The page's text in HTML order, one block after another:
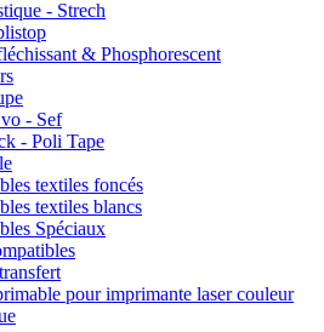
- Strech
& Phosphorescent
- Sef
- Poli Tape
textiles foncés
textiles blancs
Spéciaux
pour imprimante laser couleur